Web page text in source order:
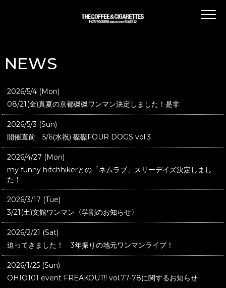
NEWS
2026/5/4 (Mon)
08/21(金)真夏の京都磔磔ワンマン決定しました！是非
2026/5/3 (Sun)
開催直前 5/6(水祝) 磔磔FOUR DOGS vol.3
2026/4/27 (Mon)
my funny hitchhikerとの「ネムラブ」スリーデイズ決定しまし
た！
2026/3/17 (Tue)
3/21(土)文館ワンマン〈学割のお知らせ〉
2026/2/21 (Sat)
迫ってきました！ 3年振りの地元ワンマンライブ！
2026/1/25 (Sun)
OHIO101 event FREAKOUT!! vol.77-78に関するお知らせ